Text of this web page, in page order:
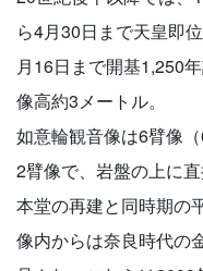
ら4月30日まで天皇即
月16日まで開基1,250
像高約3メートル。
如意輪観音像は6臂像
2臂像で、岩盤の上に直
本堂の再建と同時期の
像内からは奈良時代の